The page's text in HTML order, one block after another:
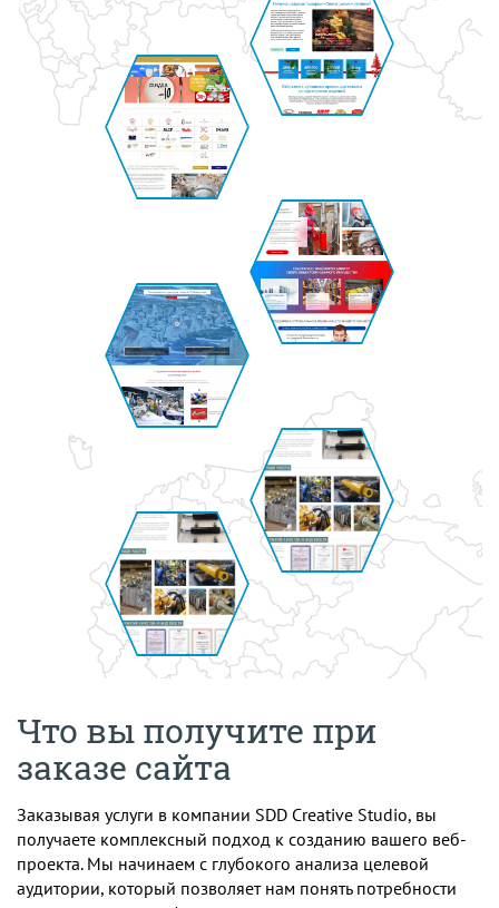
Что вы получите при
заказе сайта
Заказывая услуги в компании SDD Creative Studio, вы
получаете комплексный подход к созданию вашего веб-
проекта. Мы начинаем с глубокого анализа целевой
аудитории, который позволяет нам понять потребности